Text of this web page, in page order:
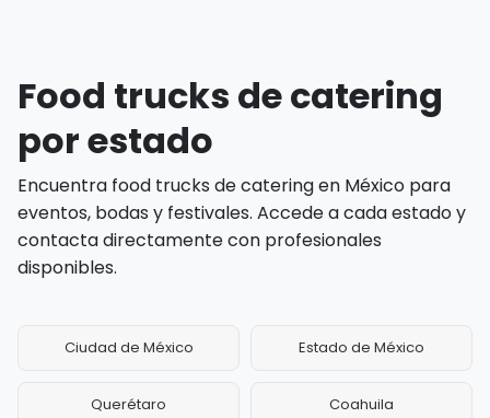
Food trucks de catering
por estado
Encuentra food trucks de catering en México para
eventos, bodas y festivales. Accede a cada estado y
contacta directamente con profesionales
disponibles.
Ciudad de México Estado de México
Querétaro Coahuila